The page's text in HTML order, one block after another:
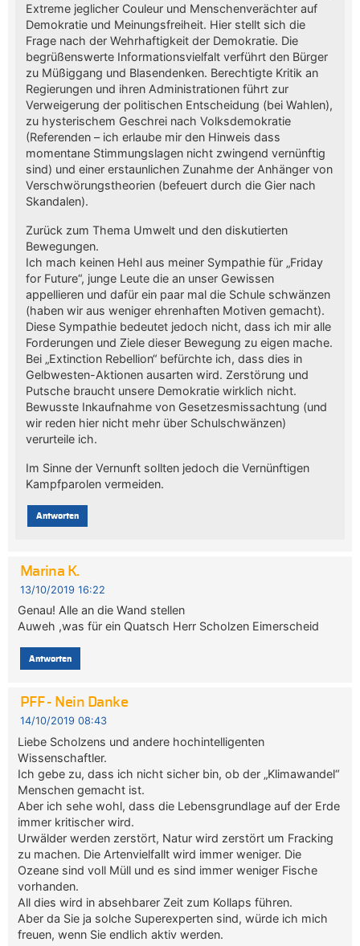
Extreme jeglicher Couleur und Menschenverächter auf
Demokratie und Meinungsfreiheit. Hier stellt sich die
Frage nach der Wehrhaftigkeit der Demokratie. Die
begrüßenswerte Informationsvielfalt verführt den Bürger
zu Müßiggang und Blasendenken. Berechtigte Kritik an
Regierungen und ihren Administrationen führt zur
Verweigerung der politischen Entscheidung (bei Wahlen),
zu hysterischem Geschrei nach Volksdemokratie
(Referenden – ich erlaube mir den Hinweis dass
momentane Stimmungslagen nicht zwingend vernünftig
sind) und einer erstaunlichen Zunahme der Anhänger von
Verschwörungstheorien (befeuert durch die Gier nach
Skandalen).
Zurück zum Thema Umwelt und den diskutierten
Bewegungen.
Ich mach keinen Hehl aus meiner Sympathie für „Friday
for Future“, junge Leute die an unser Gewissen
appellieren und dafür ein paar mal die Schule schwänzen
(haben wir aus weniger ehrenhaften Motiven gemacht).
Diese Sympathie bedeutet jedoch nicht, dass ich mir alle
Forderungen und Ziele dieser Bewegung zu eigen mache.
Bei „Extinction Rebellion“ befürchte ich, dass dies in
Gelbwesten-Aktionen ausarten wird. Zerstörung und
Putsche braucht unsere Demokratie wirklich nicht.
Bewusste Inkaufnahme von Gesetzesmissachtung (und
wir reden hier nicht mehr über Schulschwänzen)
verurteile ich.
Im Sinne der Vernunft sollten jedoch die Vernünftigen
Kampfparolen vermeiden.
Antworten
Marina K.
13/10/2019 16:22
Genau! Alle an die Wand stellen
Auweh ,was für ein Quatsch Herr Scholzen Eimerscheid
Antworten
PFF - Nein Danke
14/10/2019 08:43
Liebe Scholzens und andere hochintelligenten
Wissenschaftler.
Ich gebe zu, dass ich nicht sicher bin, ob der „Klimawandel“
Menschen gemacht ist.
Aber ich sehe wohl, dass die Lebensgrundlage auf der Erde
immer kritischer wird.
Urwälder werden zerstört, Natur wird zerstört um Fracking
zu machen. Die Artenvielfallt wird immer weniger. Die
Ozeane sind voll Müll und es sind immer weniger Fische
vorhanden.
All dies wird in absehbarer Zeit zum Kollaps führen.
Aber da Sie ja solche Superexperten sind, würde ich mich
freuen, wenn Sie endlich aktiv werden.